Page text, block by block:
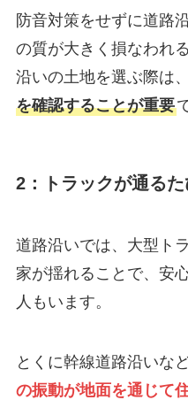
防音対策をせずに道路
の質が大きく損なわれ
沿いの土地を選ぶ際は、
を確認することが重要
2：トラックが通る
道路沿いでは、大型ト
家が揺れることで、安
人もいます。
とくに幹線道路沿いなど
の振動が地面を通じて